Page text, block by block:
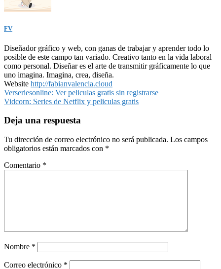
FV
Diseñador gráfico y web, con ganas de trabajar y aprender todo lo
posible de este campo tan variado. Creativo tanto en la vida laboral
como personal. Diseñar es el arte de transmitir gráficamente lo que
uno imagina. Imagina, crea, diseña.
Website http://fabianvalencia.cloud
Navegación
de
entradas
Verseriesonline: Ver peliculas gratis sin registrarse
Vidcorn: Series de Netflix y peliculas gratis
Deja una respuesta
Tu dirección de correo electrónico no será publicada. Los campos
obligatorios están marcados con *
Comentario *
Nombre *
Correo electrónico *